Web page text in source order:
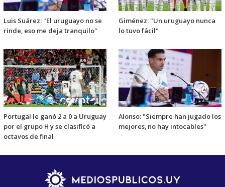
Luis Suárez: "El uruguayo no se
rinde, eso me deja tranquilo"
Giménez: "Un uruguayo nunca
lo tuvo fácil"
Portugal le ganó 2 a 0 a Uruguay
por el grupo H y se clasificó a
octavos de final
Alonso: "Siempre han jugado los
mejores, no hay intocables"